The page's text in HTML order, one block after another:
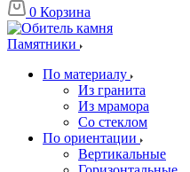
0 Корзина
Памятники
По материалу
Из гранита
Из мрамора
Со стеклом
По ориентации
Вертикальные